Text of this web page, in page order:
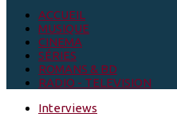
ACCUEIL
MUSIQUE
CINEMA
SÉRIES
ROMANS & BD
RADIO - TELEVISION
Interviews